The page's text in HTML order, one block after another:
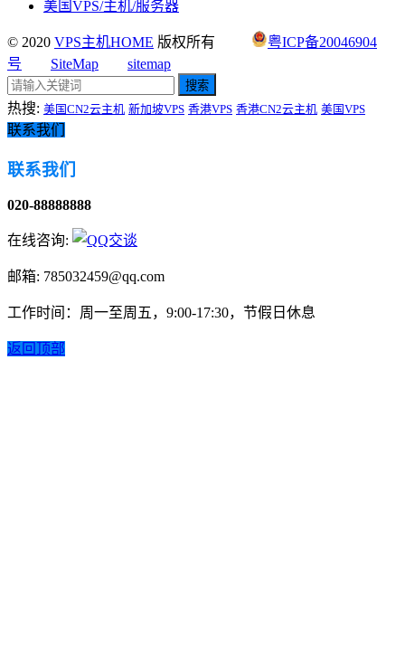
美国VPS/主机/服务器
© 2020 VPS主机HOME 版权所有
粤ICP备20046904
号
SiteMap sitemap
搜索
热搜: 美国CN2云主机 新加坡VPS 香港VPS 香港CN2云主机 美国VPS
联系我们
联系我们
020-88888888
在线咨询:
邮箱: 785032459@qq.com
工作时间：周一至周五，9:00-17:30，节假日休息
返回顶部